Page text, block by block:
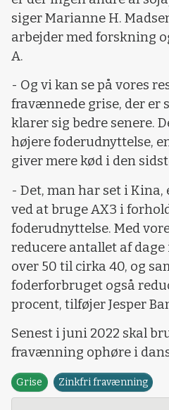
siger Marianne H.
arbejder med forskning
A.
- Og vi kan se på vores
fravænnede grise, der er
klarer sig bedre senere.
højere foderudnyttelse,
giver mere kød i den
- Det, man har set i Kina,
ved at bruge AX3 i
foderudnyttelse. Med
reducere antallet af
over 50 til cirka 40, og
foderforbruget også
procent, tilføjer Jesper
Senest i juni 2022 skal
fravænning ophøre i
Grise Zinkfri fravænning